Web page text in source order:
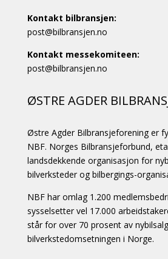
Kontakt bilbransjen:
post@bilbransjen.no
Kontakt messekomiteen:
post@bilbransjen.no
ØSTRE AGDER
Østre Agder Bilbransjeforening er
NBF. Norges Bilbransjeforbund,
landsdekkende organisasjon for
bilverksteder og bilbergings-
NBF har omlag 1.200
sysselsetter vel 17.000
står for over 70 prosent av
bilverkstedomsetningen i Norge.